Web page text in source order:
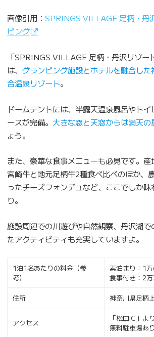
画像引用： SPRINGS VILLAGE 足柄・丹
ピング
「SPRINGS VILLAGE 足柄・丹沢リゾー
は、 グランピング施設とホテルを融合し
合温泉リゾート。
ドームテントには、半露天温泉風呂やト
ースが完備。 大きな窓と天窓からは満天の
ょう。
また、豪華な食事メニューも必見です。
宮崎牛と地元足柄牛2種食べ比べのほか、
ったチーズフォンデュなど、ここでしか
り。
施設周辺での川遊びや自然観察、丹沢湖で
たアクティビティも充実していますよ。
1泊1名あたりの料金（参
考）
素泊まり：1
食事付き：2
住所 神奈川県足柄
アクセス
「松田IC」よ
無料駐車場あり